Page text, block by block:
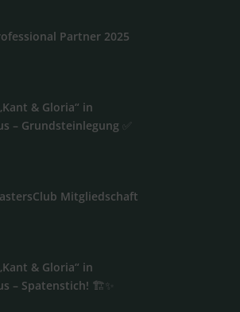
Partner 2025
& Gloria“ in
– Grundsteinlegung ✅
Mitgliedschaft
& Gloria“ in
– Spatenstich! 🏗️✨